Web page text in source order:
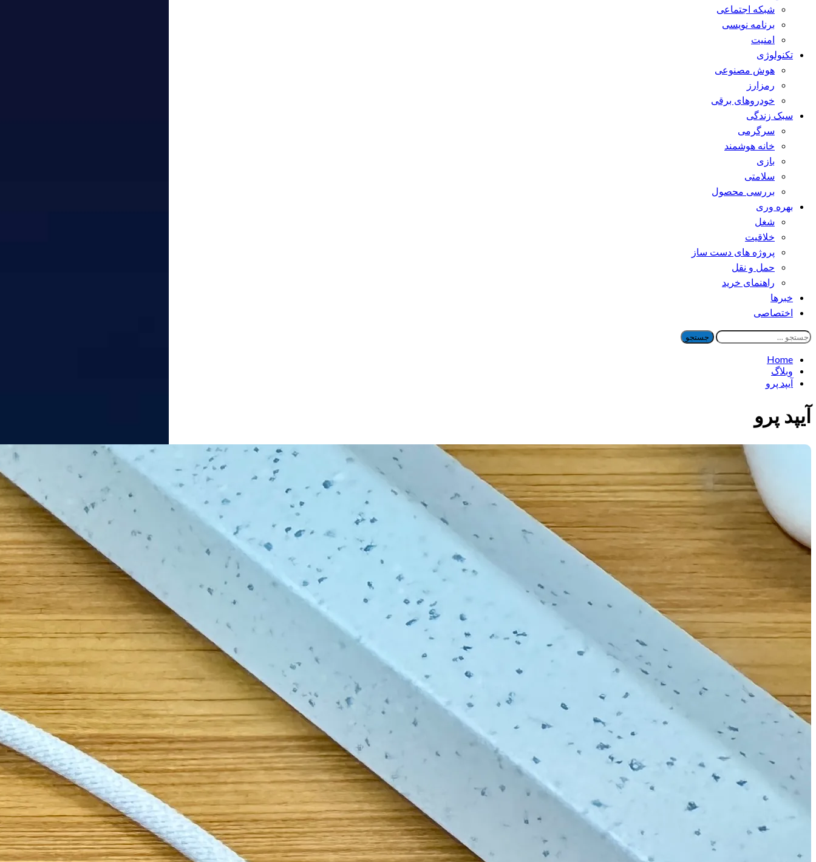
شبکه اجتماعی
برنامه نویسی
امنیت
تکنولوژی
هوش مصنوعی
رمزارز
خودروهای برقی
سبک زندگی
سرگرمی
خانه هوشمند
بازی
سلامتی
بررسی محصول
بهره وری
شغل
خلاقیت
پروژه های دست ساز
حمل و نقل
راهنمای خرید
خبرها
اختصاصی
جستجو
برای:
Home
وبلاگ
آیپد پرو
آیپد پرو